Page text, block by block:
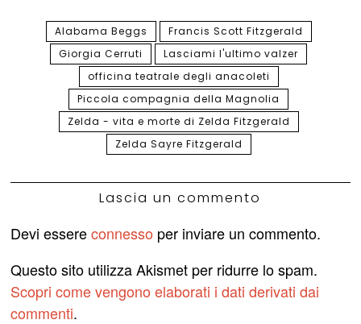
Alabama Beggs
Francis Scott Fitzgerald
Giorgia Cerruti
Lasciami l'ultimo valzer
officina teatrale degli anacoleti
Piccola compagnia della Magnolia
Zelda - vita e morte di Zelda Fitzgerald
Zelda Sayre Fitzgerald
Lascia un commento
Devi essereconnesso per inviare un commento.
Questo sito utilizza Akismet per ridurre lo spam.
Scopri come vengono elaborati i dati derivati dai
commenti.